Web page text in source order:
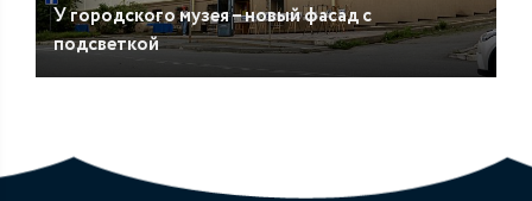
У городского музея – новый фасад с
подсветкой